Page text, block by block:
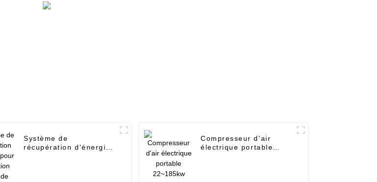
Système de
récupération d'énergie
Compresseur d'air
électrique portable